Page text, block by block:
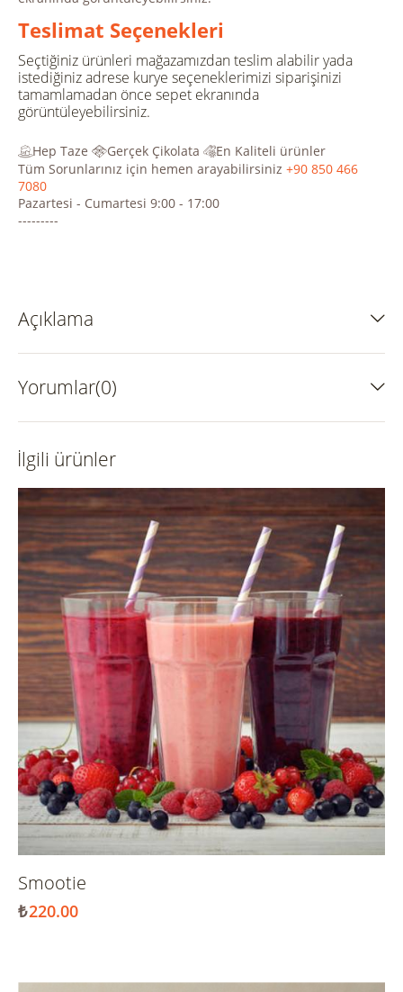
Teslimat Seçenekleri
Seçtiğiniz ürünleri mağazamızdan teslim alabilir yada
istediğiniz adrese kurye seçeneklerimizi siparişinizi
tamamlamadan önce sepet ekranında
görüntüleyebilirsiniz.
Hep Taze Gerçek Çikolata
En Kaliteli ürünler
Tüm Sorunlarınız için hemen arayabilirsiniz +90 850 466
7080
Pazartesi - Cumartesi 9:00 - 17:00
---------
Açıklama
Yorumlar(0)
İlgili ürünler
Smootie
₺220.00